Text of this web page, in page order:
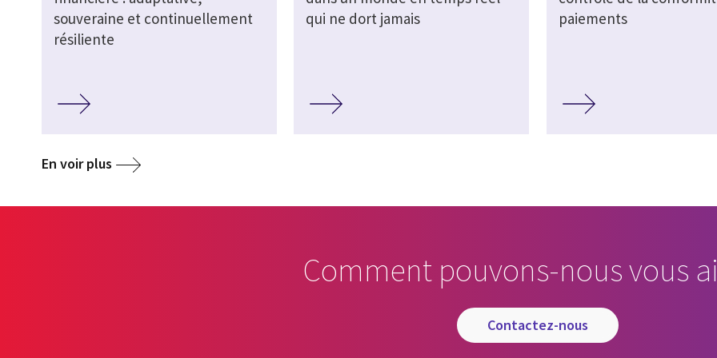
souveraine et continuellement
résiliente
qui ne dort jamais
paiements
En voir plus
Comment pouvons-nous vous
contactez-nous